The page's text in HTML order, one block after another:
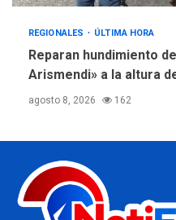
REGIONALES ÚLTIMA HORA
Reparan hundimiento
Arismendi» a la altura
agosto 8, 2026 162